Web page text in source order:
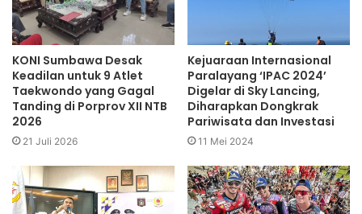
KONI Sumbawa Desak
Keadilan untuk 9 Atlet
Taekwondo yang Gagal
Tanding di Porprov XII NTB
2026
21 Juli 2026
Kejuaraan Internasional
Paralayang ‘IPAC 2024’
Digelar di Sky Lancing,
Diharapkan Dongkrak
Pariwisata dan Investasi
11 Mei 2024